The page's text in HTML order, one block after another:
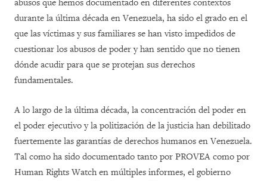
abusos que hemos documentado en diferentes contextos
durante la última década en Venezuela, ha sido el grado en el
que las víctimas y sus familiares se han visto impedidos de
cuestionar los abusos de poder y han sentido que no tienen
dónde acudir para que se protejan sus derechos
fundamentales.
A lo largo de la última década, la concentración del poder en
el poder ejecutivo y la politización de la justicia han debilitado
fuertemente las garantías de derechos humanos en Venezuela.
Tal como ha sido documentado tanto por PROVEA como por
Human Rights Watch en múltiples informes, el gobierno